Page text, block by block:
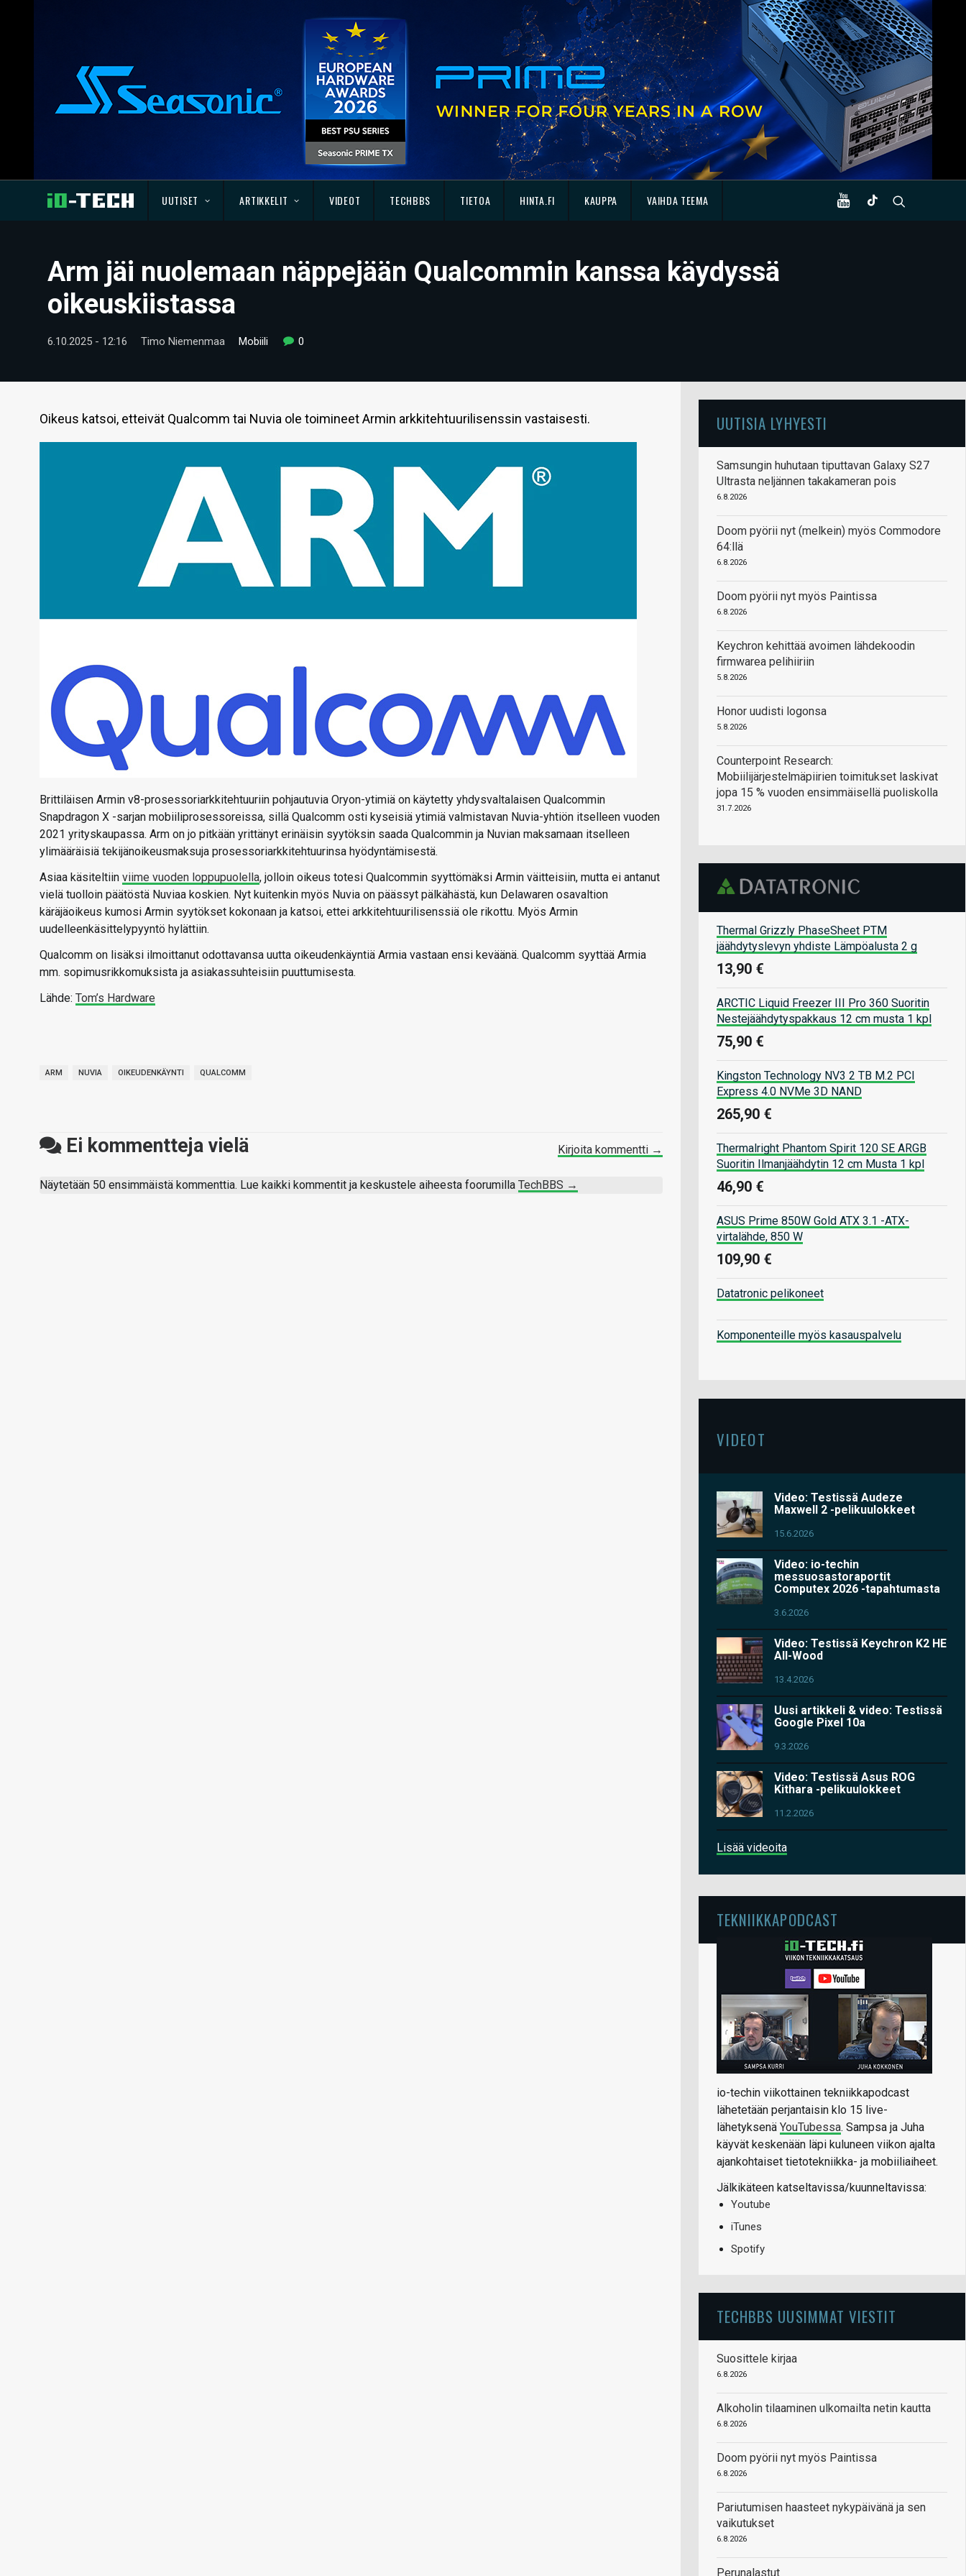
UUTISET ARTIKKELIT VIDEOT TECHBBS TIETOA HINTA.FI KAUPPA VAIHDA TEEMA
Arm jäi nuolemaan näppejään Qualcommin kanssa käydyssä
oikeuskiistassa
6.10.2025 - 12:16 Timo Niemenmaa Mobiili 0
Oikeus katsoi, etteivät Qualcomm tai Nuvia ole toimineet Armin arkkitehtuurilisenssin vastaisesti.
Brittiläisen Armin v8-prosessoriarkkitehtuuriin pohjautuvia Oryon-ytimiä on käytetty yhdysvaltalaisen Qualcommin
Snapdragon X -sarjan mobiiliprosessoreissa, sillä Qualcomm osti kyseisiä ytimiä valmistavan Nuvia-yhtiön itselleen vuoden
2021 yrityskaupassa. Arm on jo pitkään yrittänyt erinäisin syytöksin saada Qualcommin ja Nuvian maksamaan itselleen
ylimääräisiä tekijänoikeusmaksuja prosessoriarkkitehtuurinsa hyödyntämisestä.
Asiaa käsiteltiin viime vuoden loppupuolella, jolloin oikeus totesi Qualcommin syyttömäksi Armin väitteisiin, mutta ei antanut
vielä tuolloin päätöstä Nuviaa koskien. Nyt kuitenkin myös Nuvia on päässyt pälkähästä, kun Delawaren osavaltion
käräjäoikeus kumosi Armin syytökset kokonaan ja katsoi, ettei arkkitehtuurilisenssiä ole rikottu. Myös Armin
uudelleenkäsittelypyyntö hylättiin.
Qualcomm on lisäksi ilmoittanut odottavansa uutta oikeudenkäyntiä Armia vastaan ensi keväänä. Qualcomm syyttää Armia
mm. sopimusrikkomuksista ja asiakassuhteisiin puuttumisesta.
Lähde: Tom’s Hardware
ARM NUVIA OIKEUDENKÄYNTI QUALCOMM
Ei kommentteja vielä Kirjoita kommentti →
Näytetään 50 ensimmäistä kommenttia. Lue kaikki kommentit ja keskustele aiheesta foorumilla TechBBS →
UUTISIA LYHYESTI
Samsungin huhutaan tiputtavan Galaxy S27
Ultrasta neljännen takakameran pois
6.8.2026
Doom pyörii nyt (melkein) myös Commodore
64:llä
6.8.2026
Doom pyörii nyt myös Paintissa
6.8.2026
Keychron kehittää avoimen lähdekoodin
firmwarea pelihiiriin
5.8.2026
Honor uudisti logonsa
5.8.2026
Counterpoint Research:
Mobiilijärjestelmäpiirien toimitukset laskivat
jopa 15 % vuoden ensimmäisellä puoliskolla
31.7.2026
Thermal Grizzly PhaseSheet PTM
jäähdytyslevyn yhdiste Lämpöalusta 2 g
13,90 €
ARCTIC Liquid Freezer III Pro 360 Suoritin
Nestejäähdytyspakkaus 12 cm musta 1 kpl
75,90 €
Kingston Technology NV3 2 TB M.2 PCI
Express 4.0 NVMe 3D NAND
265,90 €
Thermalright Phantom Spirit 120 SE ARGB
Suoritin Ilmanjäähdytin 12 cm Musta 1 kpl
46,90 €
ASUS Prime 850W Gold ATX 3.1 -ATX-
virtalähde, 850 W
109,90 €
Datatronic pelikoneet
Komponenteille myös kasauspalvelu
VIDEOT
Video: Testissä Audeze
Maxwell 2 -pelikuulokkeet
15.6.2026
Video: io-techin
messuosastoraportit
Computex 2026 -tapahtumasta
3.6.2026
Video: Testissä Keychron K2 HE
All-Wood
13.4.2026
Uusi artikkeli & video: Testissä
Google Pixel 10a
9.3.2026
Video: Testissä Asus ROG
Kithara -pelikuulokkeet
11.2.2026
Lisää videoita
TEKNIIKKAPODCAST
io-techin viikottainen tekniikkapodcast
lähetetään perjantaisin klo 15 live-
lähetyksenä YouTubessa. Sampsa ja Juha
käyvät keskenään läpi kuluneen viikon ajalta
ajankohtaiset tietotekniikka- ja mobiiliaiheet.
Jälkikäteen katseltavissa/kuunneltavissa:
Youtube
iTunes
Spotify
TECHBBS UUSIMMAT VIESTIT
Suosittele kirjaa
6.8.2026
Alkoholin tilaaminen ulkomailta netin kautta
6.8.2026
Doom pyörii nyt myös Paintissa
6.8.2026
Pariutumisen haasteet nykypäivänä ja sen
vaikutukset
6.8.2026
Perunalastut